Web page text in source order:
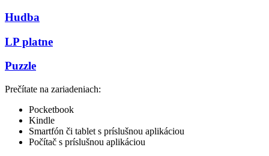
Hudba
LP platne
Puzzle
Prečítate na zariadeniach:
Pocketbook
Kindle
Smartfón či tablet s príslušnou aplikáciou
Počítač s príslušnou aplikáciou